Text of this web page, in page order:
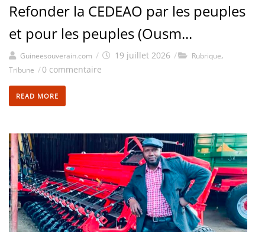
Refonder la CEDEAO par les peuples
et pour les peuples (Ousm...
Guineesouverain.com / 19 juillet 2026 / Rubrique,
Tribune /0 commentaire
READ MORE